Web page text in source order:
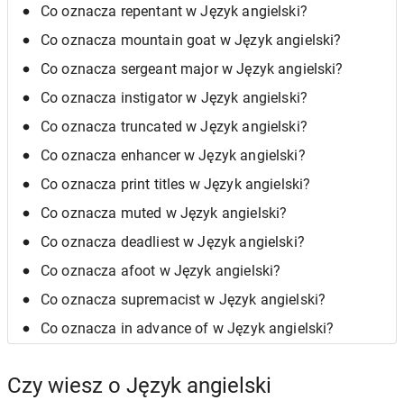
Co oznacza repentant w Język angielski?
Co oznacza mountain goat w Język angielski?
Co oznacza sergeant major w Język angielski?
Co oznacza instigator w Język angielski?
Co oznacza truncated w Język angielski?
Co oznacza enhancer w Język angielski?
Co oznacza print titles w Język angielski?
Co oznacza muted w Język angielski?
Co oznacza deadliest w Język angielski?
Co oznacza afoot w Język angielski?
Co oznacza supremacist w Język angielski?
Co oznacza in advance of w Język angielski?
Czy wiesz o Język angielski